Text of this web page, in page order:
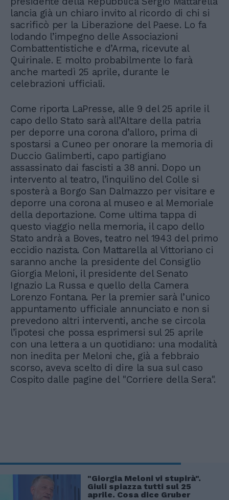
lancia già un chiaro invito al ricordo di chi si
sacrificò per la Liberazione del Paese. Lo fa
lodando l’impegno delle Associazioni
Combattentistiche e d’Arma, ricevute al
Quirinale. E molto probabilmente lo farà
anche martedì 25 aprile, durante le
celebrazioni ufficiali.
Come riporta LaPresse, alle 9 del 25 aprile il
capo dello Stato sarà all’Altare della patria
per deporre una corona d’alloro, prima di
spostarsi a Cuneo per onorare la memoria di
Duccio Galimberti, capo partigiano
assassinato dai fascisti a 38 anni. Dopo un
intervento al teatro, l’inquilino del Colle si
sposterà a Borgo San Dalmazzo per visitare e
deporre una corona al museo e al Memoriale
della deportazione. Come ultima tappa di
questo viaggio nella memoria, il capo dello
Stato andrà a Boves, teatro nel 1943 del primo
eccidio nazista. Con Mattarella al Vittoriano ci
saranno anche la presidente del Consiglio
Giorgia Meloni, il presidente del Senato
Ignazio La Russa e quello della Camera
Lorenzo Fontana. Per la premier sarà l’unico
appuntamento ufficiale annunciato e non si
prevedono altri interventi, anche se circola
l’ipotesi che possa esprimersi sul 25 aprile
con una lettera a un quotidiano: una modalità
non inedita per Meloni che, già a febbraio
scorso, aveva scelto di dire la sua sul caso
Cospito dalle pagine del "Corriere della Sera".
"Giorgia Meloni vi stupirà".
Giuli spiazza tutti sul 25
aprile. Cosa dice Gruber